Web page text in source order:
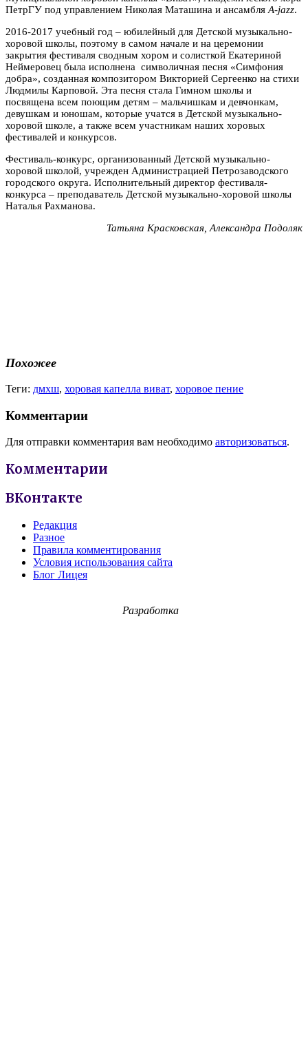
ПетрГУ под управлением Николая Маташина и ансамбля A-jazz.
2016-2017 учебный год – юбилейный для Детской музыкально-
хоровой школы, поэтому в самом начале и на церемонии
закрытия фестиваля сводным хором и солисткой Екатериной
Неймеровец была исполнена символичная песня «Симфония
добра», созданная композитором Викторией Сергеенко на стихи
Людмилы Карповой. Эта песня стала Гимном школы и
посвящена всем поющим детям – мальчишкам и девчонкам,
девушкам и юношам, которые учатся в Детской музыкально-
хоровой школе, а также всем участникам наших хоровых
фестивалей и конкурсов.
Фестиваль-конкурс, организованный Детской музыкально-
хоровой школой, учрежден Администрацией Петрозаводского
городского округа. Исполнительный директор фестиваля-
конкурса – преподаватель Детской музыкально-хоровой школы
Наталья Рахманова.
Татьяна Красковская, Александра Подоляк
Похожее
Теги: дмхш, хоровая капелла виват, хоровое пение
Комментарии
Для отправки комментария вам необходимо авторизоваться.
Комментарии
ВКонтакте
Редакция
Разное
Правила комментирования
Условия использования сайта
Блог Лицея
Разработка